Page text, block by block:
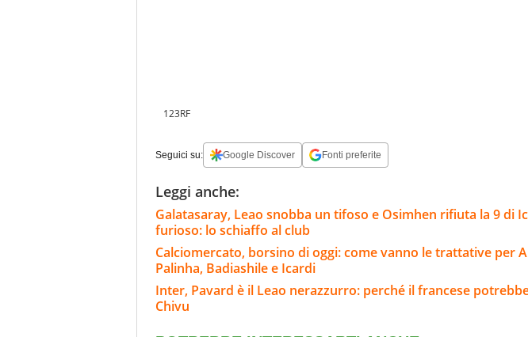
123RF
Seguici su: Google Discover Fonti preferite
Leggi anche:
Galatasaray, Leao snobba un tifoso e Osimhen rifiuta la 9 di
furioso: lo schiaffo al club
Calciomercato, borsino di oggi: come vanno le trattative per
Palinha, Badiashile e Icardi
Inter, Pavard è il Leao nerazzurro: perché il francese
Chivu